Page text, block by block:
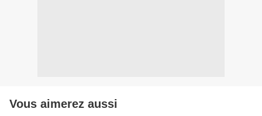
Vous aimerez aussi